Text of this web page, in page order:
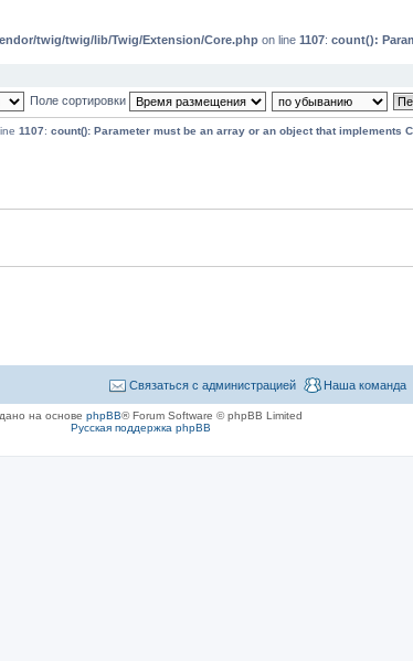
twig/twig/lib/Twig/Extension/Core.php on line 1107: count():
Поле сортировки
1107: count(): Parameter must be an array or an object that implements
Наша команда
Связаться с администрацией
на основе phpBB® Forum Software © phpBB Limited
Русская поддержка phpBB